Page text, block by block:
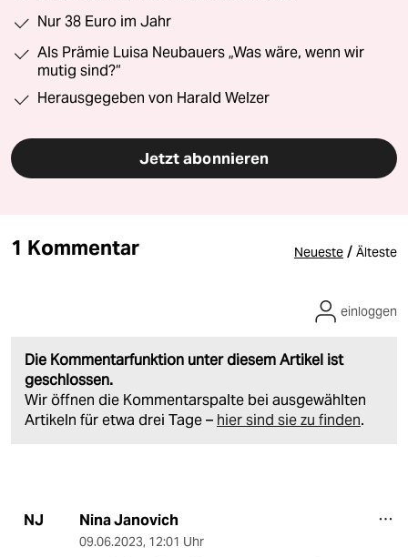
Nur 38 Euro im Jahr
Als Prämie Luisa Neubauers „Was wäre, wenn wir
mutig sind?“
Herausgegeben von Harald Welzer
Jetzt abonnieren
1 Kommentar Neueste / Älteste
Die Kommentarfunktion unter diesem Artikel ist
geschlossen.
Wir öffnen die Kommentarspalte bei ausgewählten
Artikeln für etwa drei Tage – hier sind sie zu finden.
einloggen
NJ Nina Janovich
09.06.2023, 12:01 Uhr